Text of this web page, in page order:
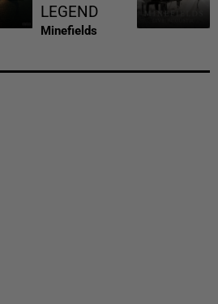
LEGEND
Minefields